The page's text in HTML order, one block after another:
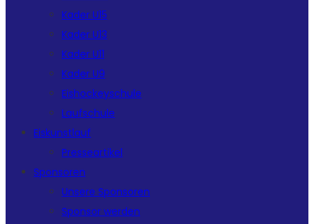
Kader U15
Kader U13
Kader U11
Kader U9
Eishockeyschule
Laufschule
Eiskunstlauf
Presseartikel
Sponsoren
Unsere Sponsoren
Sponsor werden